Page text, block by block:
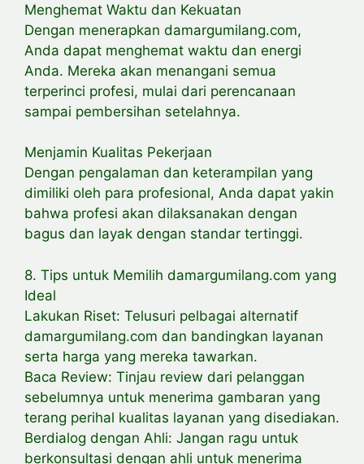
Menghemat Waktu dan Kekuatan
Dengan menerapkan damargumilang.com,
Anda dapat menghemat waktu dan energi
Anda. Mereka akan menangani semua
terperinci profesi, mulai dari perencanaan
sampai pembersihan setelahnya.
Menjamin Kualitas Pekerjaan
Dengan pengalaman dan keterampilan yang
dimiliki oleh para profesional, Anda dapat yakin
bahwa profesi akan dilaksanakan dengan
bagus dan layak dengan standar tertinggi.
8. Tips untuk Memilih damargumilang.com yang
Ideal
Lakukan Riset: Telusuri pelbagai alternatif
damargumilang.com dan bandingkan layanan
serta harga yang mereka tawarkan.
Baca Review: Tinjau review dari pelanggan
sebelumnya untuk menerima gambaran yang
terang perihal kualitas layanan yang disediakan.
Berdialog dengan Ahli: Jangan ragu untuk
berkonsultasi dengan ahli untuk menerima